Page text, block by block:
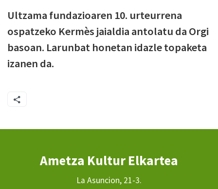
Ultzama fundazioaren 10. urteurrena
ospatzeko Kermès jaialdia antolatu da Orgi
basoan. Larunbat honetan idazle topaketa
izanen da.
Ametza Kultur Elkartea
La Asuncion, 21-3.